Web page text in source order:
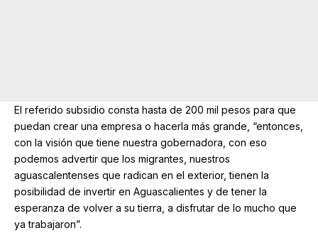
El referido subsidio consta hasta de 200 mil pesos para que
puedan crear una empresa o hacerla más grande, “entonces,
con la visión que tiene nuestra gobernadora, con eso
podemos advertir que los migrantes, nuestros
aguascalentenses que radican en el exterior, tienen la
posibilidad de invertir en Aguascalientes y de tener la
esperanza de volver a su tierra, a disfrutar de lo mucho que
ya trabajaron”.